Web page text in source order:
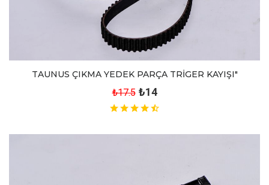
TAUNUS ÇIKMA YEDEK PARÇA TRİGER KAYIŞI"
₺17.5 ₺14